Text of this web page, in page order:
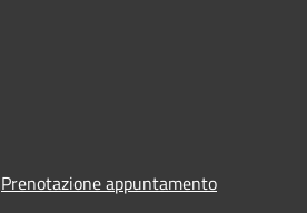
Prenotazione appuntamento